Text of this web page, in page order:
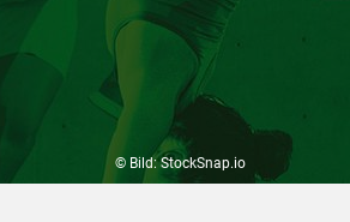
© Bild: StockSnap.io